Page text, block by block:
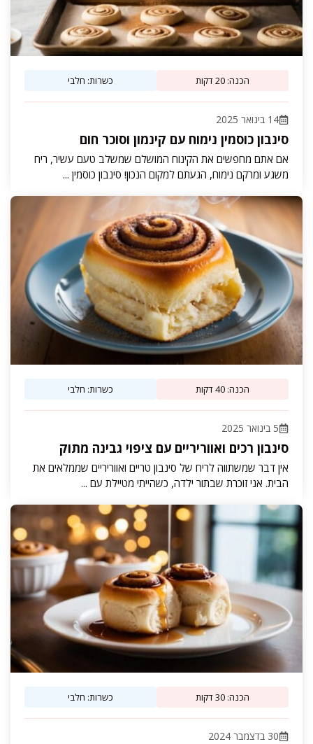
הכנה: 20 דקות כשרות: חלבי
14 בינואר 2025
סינבון כוסמין נימוח עם קינמון וסוכר חום
אם אתם מחפשים את הקינוח המושלם שמשלב טעם עשיר, ריח
משגע ומרקם נימוח, הגעתם למקום הנכון! סינבון כוסמין ...
הכנה: 40 דקות כשרות: חלבי
5 בינואר 2025
סינבון רכים ואווריריים עם ציפוי גבינה מתוק
אין דבר שמשתווה לריח של סינבון טריים ואווריריים שממלאים את
הבית. אני זוכרת שבתור ילדה, כשהייתי מטיילת עם ...
הכנה: 30 דקות כשרות: חלבי
30 בדצמבר 2024